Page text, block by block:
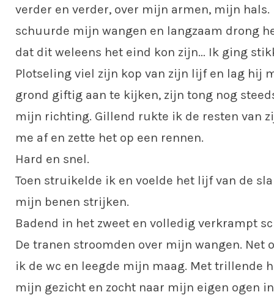
verder en verder, over mijn armen, mijn hals.
schuurde mijn wangen en langzaam drong
dat dit weleens het eind kon zijn… Ik ging
Plotseling viel zijn kop van zijn lijf en lag hij
grond giftig aan te kijken, zijn tong nog
mijn richting. Gillend rukte ik de resten van
me af en zette het op een rennen.
Hard en snel.
Toen struikelde ik en voelde het lijf van de
mijn benen strijken.
Badend in het zweet en volledig verkrampt
De tranen stroomden over mijn wangen. Net
ik de wc en leegde mijn maag. Met trillende
mijn gezicht en zocht naar mijn eigen ogen